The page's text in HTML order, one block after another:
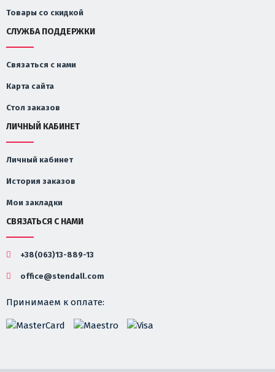
Товары со скидкой
СЛУЖБА ПОДДЕРЖКИ
Связаться с нами
Карта сайта
Стол заказов
ЛИЧНЫЙ КАБИНЕТ
Личный кабинет
История заказов
Мои закладки
СВЯЗАТЬСЯ С НАМИ
+38(063)13-889-13
office@stendall.com
Принимаем к оплате: